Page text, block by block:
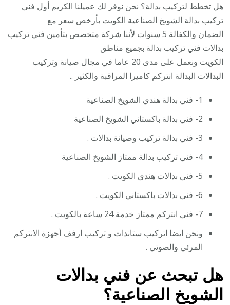
هل تخطط لتركيب بدالة؟ نحن نوفر لك عميلنا الكريم أول فني
تركيب بدالة الشويخ الصناعية الكويت بأرخص سعر مع
الضمان والكفالة 5 سنوات لأننا شركة متخصص بتأمين فني تركيب
بدالات فني تركيب بدالة بجميع مناطق
الكويت ونعمل على مدى 20 عاما في مجال صيانة وتركيب
البدالات البدالة انتركم كاميرا المراقبة والكثير ..
1- فني بدالة هندي الشويخ الصناعية
2- فني بدالة باكستاني الشويخ الصناعية
3- فني بدالة تركيب وصيانة بدالات .
4- فني تركيب بدالة ممتاز الشويخ الصناعية
5- فني بدالات هندي الكويت .
6- فني بدالات باكستاني الكويت .
7- فني انتركم ممتاز خدمة 24 ساعة بالكويت .
ونحن ايضا اتركيب ستاندات وتركيب ارفف أجهزة الانتركم
المرئي والصوتي .
هل تبحث عن فني بدالات
الشويخ الصناعية؟